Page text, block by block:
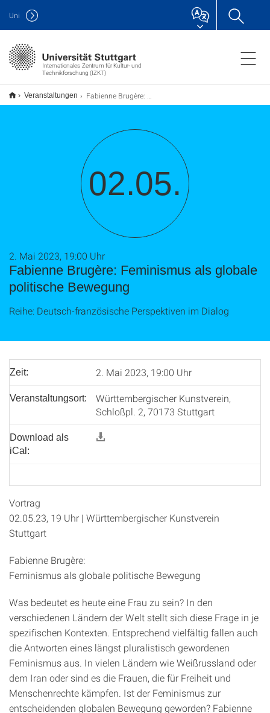
Internationales Zentrum für Kultur- und
Technikforschung (IZKT)
Uni
Veranstaltungen Fabienne Brugère: Feminismus als globale politische Bewegung
02.05.
Fabienne Brugère: Feminismus als globale
politische Bewegung
2. Mai 2023, 19:00 Uhr
Reihe: Deutsch-französische Perspektiven im Dialog
Zeit: 2. Mai 2023, 19:00 Uhr
Veranstaltungsort:
Württembergischer Kunstverein,
Schloßpl. 2, 70173 Stuttgart
Download als
iCal:
Vortrag
02.05.23, 19 Uhr | Württembergischer Kunstverein
Stuttgart
Fabienne Brugère:
Feminismus als globale politische Bewegung
Was bedeutet es heute eine Frau zu sein? In den
verschiedenen Ländern der Welt stellt sich diese Frage in je
spezifischen Kontexten. Entsprechend vielfältig fallen auch
die Antworten eines längst pluralistisch gewordenen
Feminismus aus. In vielen Ländern wie Weißrussland oder
dem Iran oder sind es die Frauen, die für Freiheit und
Menschenrechte kämpfen. Ist der Feminismus zur
entscheidenden globalen Bewegung geworden? Fabienne